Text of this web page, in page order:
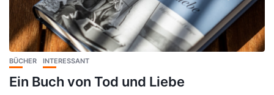
BÜCHER INTERESSANT
Ein Buch von Tod und Liebe